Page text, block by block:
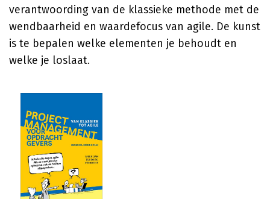
verantwoording van de klassieke methode met de
wendbaarheid en waardefocus van agile. De kunst
is te bepalen welke elementen je behoudt en
welke je loslaat.